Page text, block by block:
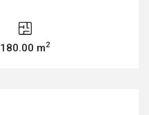
180.00 m2